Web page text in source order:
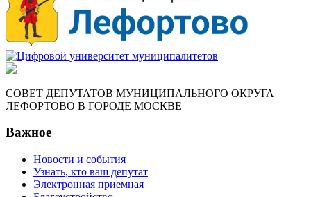
СОВЕТ ДЕПУТАТОВ МУНИЦИПАЛЬНОГО ОКРУГА
ЛЕФОРТОВО В ГОРОДЕ МОСКВЕ
Важное
Новости и события
Узнать, кто ваш депутат
Электронная приемная